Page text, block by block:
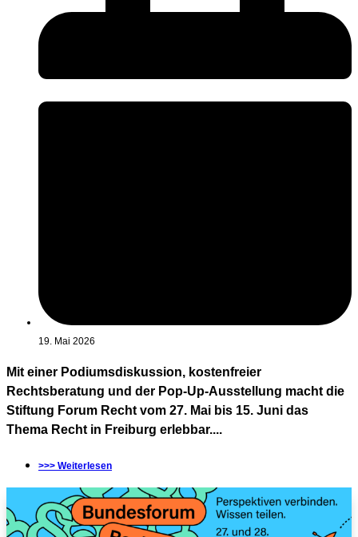
19. Mai 2026
Mit einer Podiumsdiskussion, kostenfreier
Rechtsberatung und der Pop-Up-Ausstellung macht die
Stiftung Forum Recht vom 27. Mai bis 15. Juni das
Thema Recht in Freiburg erlebbar....
>>> Weiterlesen